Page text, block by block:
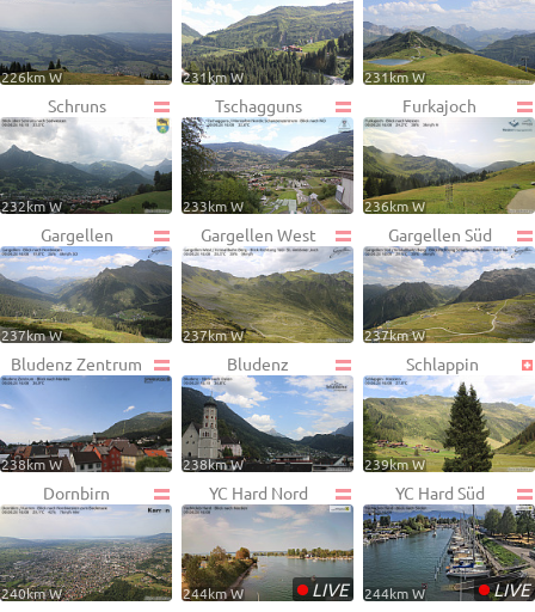
226km W 231km W 231km W
Schruns
232km W
Tschagguns
233km W
Furkajoch
236km W
Gargellen
237km W
Gargellen West
237km W
Gargellen Süd
237km W
Bludenz Zentrum
238km W
Bludenz
238km W
Schlappin
239km W
Dornbirn
240km W
YC Hard Nord
•LIVE
244km W
YC Hard Süd
•LIVE
244km W